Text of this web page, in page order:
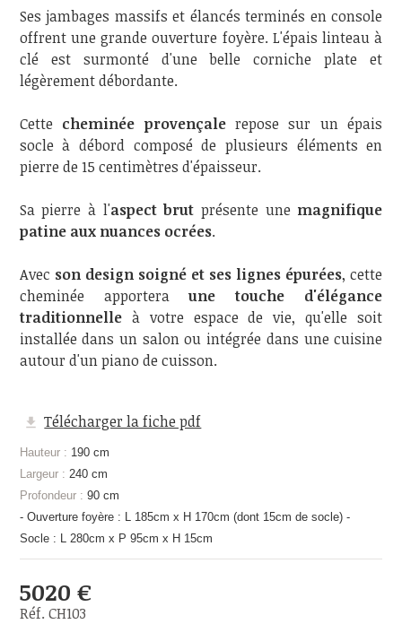
Ses jambages massifs et élancés terminés en console
offrent une grande ouverture foyère. L'épais linteau à
clé est surmonté d'une belle corniche plate et
légèrement débordante.
Cette cheminée provençalerepose sur un épais
socle à débord composé de plusieurs éléments en
pierre de 15 centimètres d'épaisseur.
Sa pierre à l'aspect brut présente une magnifique
patine aux nuances ocrées.
Avec son design soigné et ses lignes épurées, cette
cheminée apporteraune touche d'élégance
traditionnelleà votre espace de vie, qu'elle soit
installée dans un salon ou intégrée dans une cuisine
autour d'un piano de cuisson.
Télécharger la fiche pdf
Hauteur : 190 cm
Largeur : 240 cm
Profondeur : 90 cm
- Ouverture foyère : L 185cm x H 170cm (dont 15cm de socle) -
Socle : L 280cm x P 95cm x H 15cm
5020 €
Réf. CH103